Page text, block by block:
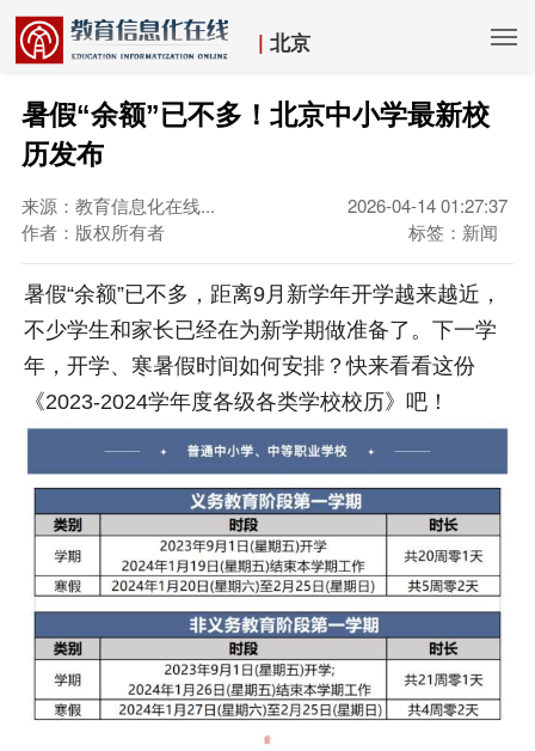
| 北京
暑假“余额”已不多！北京中小学最新校
历发布
来源：教育信息化在线...
2026-04-14 01:27:37
作者：版权所有者
标签：新闻
暑假“余额”已不多，距离9月新学年开学越来越近，
不少学生和家长已经在为新学期做准备了。下一学
年，开学、寒暑假时间如何安排？快来看看这份
《2023-2024学年度各级各类学校校历》吧！